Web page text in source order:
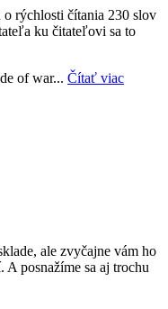
o rýchlosti čítania 230 slov
ku čitateľovi sa to
of war... Čítať viac
ale zvyčajne vám ho
posnažíme sa aj trochu